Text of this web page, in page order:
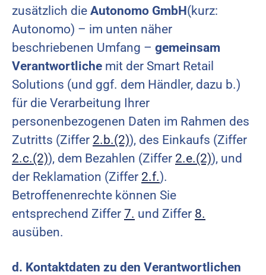
zusätzlich die Autonomo GmbH(kurz:
Autonomo) – im unten näher
beschriebenen Umfang – gemeinsam
Verantwortliche mit der Smart Retail
Solutions (und ggf. dem Händler, dazu b.)
für die Verarbeitung Ihrer
personenbezogenen Daten im Rahmen des
Zutritts (Ziffer 2.b.(2)), des Einkaufs (Ziffer
2.c.(2)), dem Bezahlen (Ziffer 2.e.(2)), und
der Reklamation (Ziffer 2.f.).
Betroffenenrechte können Sie
entsprechend Ziffer 7. und Ziffer 8.
ausüben.
d. Kontaktdaten zu den Verantwortlichen